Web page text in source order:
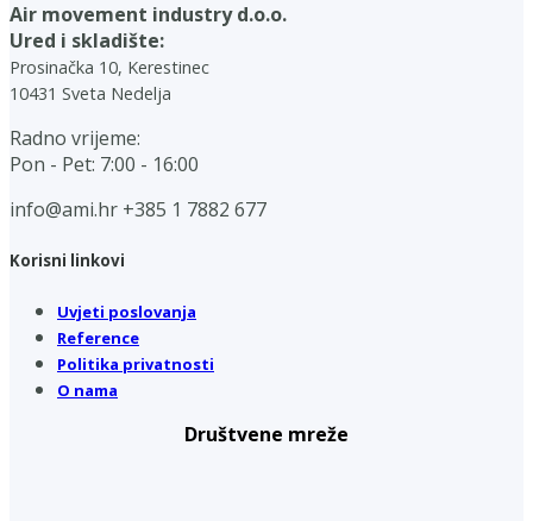
Air movement industry d.o.o.
Ured i skladište:
Prosinačka 10, Kerestinec
10431 Sveta Nedelja
Radno vrijeme:
Pon - Pet: 7:00 - 16:00
info@ami.hr +385 1 7882 677
Korisni linkovi
Uvjeti poslovanja
Reference
Politika privatnosti
O nama
Društvene mreže